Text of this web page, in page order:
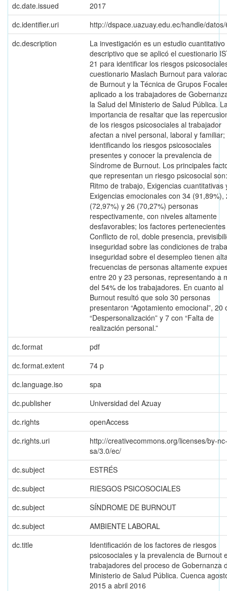
dc.date.issued
2017
dc.identifier.uri
http://dspace.uazuay.edu.ec/handle/
dc.description
La investigación es un estudio cuantitativo
descriptivo que se aplicó el cuestionario
21 para identificar los riesgos
cuestionario Maslach Burnout para
de Burnout y la Técnica de Grupos
aplicado a los trabajadores de
la Salud del Ministerio de Salud Pública.
importancia de resaltar que las
de los riesgos psicosociales al trabajador
afectan a nivel personal, laboral y familiar;
identificando los riesgos psicosociales
presentes y conocer la prevalencia de
Síndrome de Burnout. Los principales
que representan un riesgo psicosocial son:
Ritmo de trabajo, Exigencias cuantitativas
Exigencias emocionales con 34 (91,89%),
(72,97%) y 26 (70,27%) personas
respectivamente, con niveles altamente
desfavorables; los factores
Conflicto de rol, doble presencia,
inseguridad sobre las condiciones de
inseguridad sobre el desempleo tienen
frecuencias de personas altamente
entre 20 y 23 personas, representando a
del 54% de los trabajadores. En cuanto al
Burnout resultó que solo 30 personas
presentaron “Agotamiento emocional”, 20
“Despersonalización” y 7 con “Falta de
realización personal.”
dc.format
pdf
dc.format.extent
74 p
dc.language.iso
spa
dc.publisher
Universidad del Azuay
dc.rights
openAccess
dc.rights.uri
http://creativecommons.org/licenses/by-nc-
sa/3.0/ec/
dc.subject
ESTRÉS
dc.subject
RIESGOS PSICOSOCIALES
dc.subject
SÍNDROME DE BURNOUT
dc.subject
AMBIENTE LABORAL
dc.title
Identificación de los factores de riesgos
psicosociales y la prevalencia de Burnout
trabajadores del proceso de Gobernanza
Ministerio de Salud Pública. Cuenca
2015 a abril 2016